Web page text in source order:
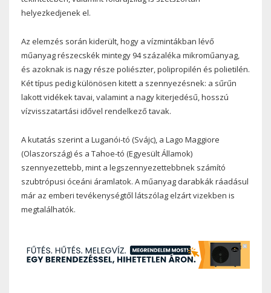
helyezkedjenek el.
Az elemzés során kiderült, hogy a vízmintákban lévő
műanyag részecskék mintegy 94 százaléka mikroműanyag,
és azoknak is nagy része poliészter, polipropilén és polietilén.
Két típus pedig különösen kitett a szennyezésnek: a sűrűn
lakott vidékek tavai, valamint a nagy kiterjedésű, hosszú
vízvisszatartási idővel rendelkező tavak.
A kutatás szerint a Luganói-tó (Svájc), a Lago Maggiore
(Olaszország) és a Tahoe-tó (Egyesült Államok)
szennyezettebb, mint a legszennyezettebbnek számító
szubtrópusi óceáni áramlatok. A műanyag darabkák ráadásul
már az emberi tevékenységtől látszólag elzárt vizekben is
megtalálhatók.